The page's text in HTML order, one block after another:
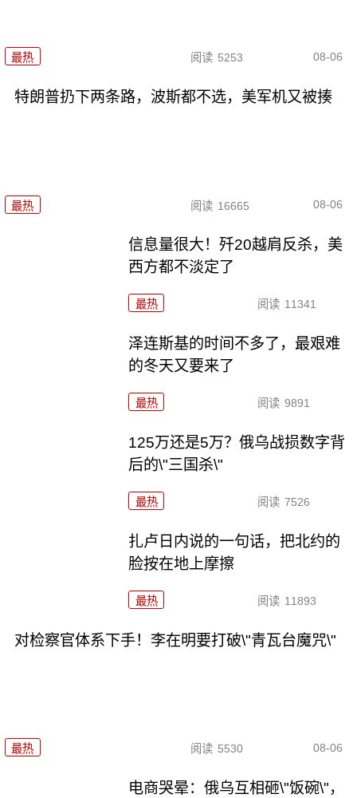
最热 阅读 5253 08-06
特朗普扔下两条路，波斯都不选，美军机又被揍
最热 阅读 16665 08-06
信息量很大！歼20越肩反杀，美
西方都不淡定了
最热 阅读 11341
泽连斯基的时间不多了，最艰难
的冬天又要来了
最热 阅读 9891
125万还是5万？俄乌战损数字背
后的\"三国杀\"
最热 阅读 7526
扎卢日内说的一句话，把北约的
脸按在地上摩擦
最热 阅读 11893
对检察官体系下手！李在明要打破\"青瓦台魔咒\"
最热 阅读 5530 08-06
电商哭晕：俄乌互相砸\"饭碗\"，